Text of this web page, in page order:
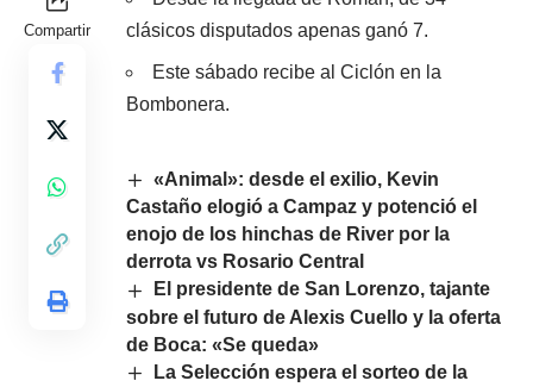
Compartir
clásicos disputados apenas ganó 7.
Este sábado recibe al Ciclón en la
Bombonera.
«Animal»: desde el exilio, Kevin
Castaño elogió a Campaz y potenció el
enojo de los hinchas de River por la
derrota vs Rosario Central
El presidente de San Lorenzo, tajante
sobre el futuro de Alexis Cuello y la oferta
de Boca: «Se queda»
La Selección espera el sorteo de la